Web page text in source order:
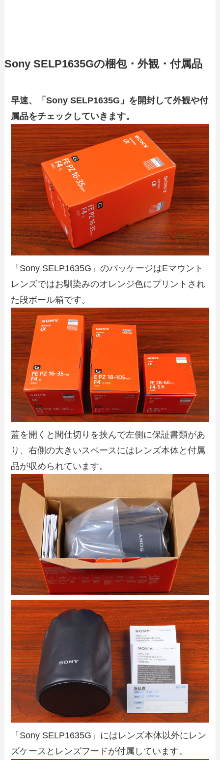
Sony SELP1635Gの梱包・外観・付属品
早速、「Sony SELP1635G」を開封して外観や付
属品をチェックしていきます。
「Sony SELP1635G」のパッケージはEマウント
レンズではお馴染みのオレンジ色にプリントされ
た段ボール箱です。
蓋を開くと間仕切りを挟んで左側に保証書類があ
り、右側の大きいスペースにはレンズ本体と付属
品が収められています。
「Sony SELP1635G」にはレンズ本体以外にレン
ズケースとレンズフードが付属しています。